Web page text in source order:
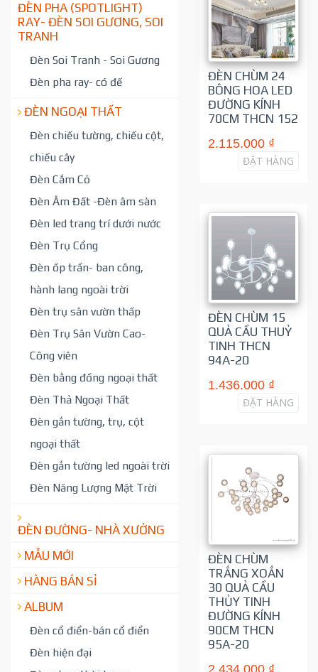
ĐÈN PHA (SPOTLIGHT)
RAY- ĐÈN SOI GƯƠNG, SOI
TRANH
Đèn Soi Tranh - Soi Gương
Đèn pha ray- có đế
ĐÈN NGOẠI THẤT
Đèn chiếu tường, chiếu cột,
chiếu cây
Đèn Cắm Cỏ
Đèn Âm Đất -Đèn âm sàn
Đèn led trang trí dưới nước
Đèn Trụ Cổng
Đèn ốp trần- ban công,
hành lang ngoài trời
Đèn trụ sân vườn thấp
Đèn Trụ Sân Vườn Cao-
Công viên
Đèn bằng đồng ngoại thất
Đèn Thả Ngoại Thất
Đèn gắn tường, trụ, cột
ngoại thất
Đèn gắn tường led ngoài trời
Đèn Năng Lượng Mặt Trời
ĐÈN ĐƯỜNG- NHÀ XƯỞNG
MẪU MỚI
HÀNG BÁN SỈ
ALBUM
Đèn cổ điển-bán cổ điển
Đèn hiện đại
ĐÈN CHÙM 24
BÔNG HOA LED
ĐƯỜNG KÍNH
70CM THCN 152
2.115.000 ₫
ĐẶT HÀNG
ĐÈN CHÙM 15
QUẢ CẦU THUỶ
TINH THCN
94A-20
1.436.000 ₫
ĐẶT HÀNG
ĐÈN CHÙM
TRẮNG XOẮN
30 QUẢ CẦU
THỦY TINH
ĐƯỜNG KÍNH
90CM THCN
95A-20
2.434.000 ₫